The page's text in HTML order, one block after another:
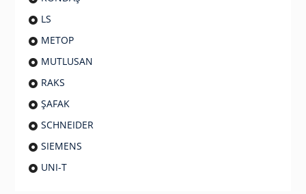
LS
METOP
MUTLUSAN
RAKS
ŞAFAK
SCHNEIDER
SIEMENS
UNI-T